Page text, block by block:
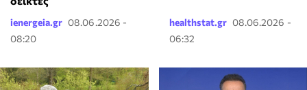
ienergeia.gr 08.06.2026 -
08:20
healthstat.gr 08.06.2026 -
06:32